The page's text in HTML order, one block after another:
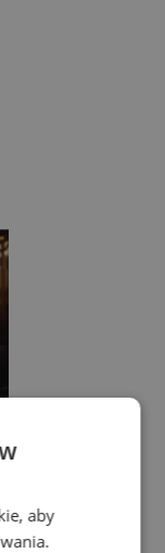
termalnym i
aby